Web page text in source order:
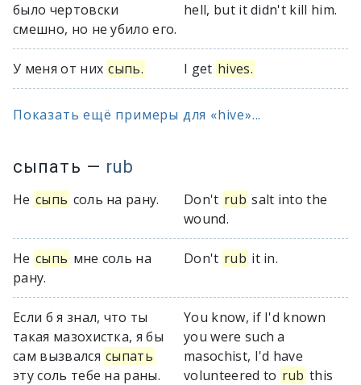
было чертовски
смешно, но не убило его.
hell, but it didn't kill him.
У меня от них сыпь. I get hives.
Показать ещё примеры для «hive»...
сыпать — rub
Не сыпь соль на рану. Don't rub salt into the
wound.
Не сыпь мне соль на
рану.
Don't rub it in.
Если б я знал, что ты
такая мазохистка, я бы
сам вызвался сыпать
эту соль тебе на раны.
You know, if I'd known
you were such a
masochist, I'd have
volunteered to rub this